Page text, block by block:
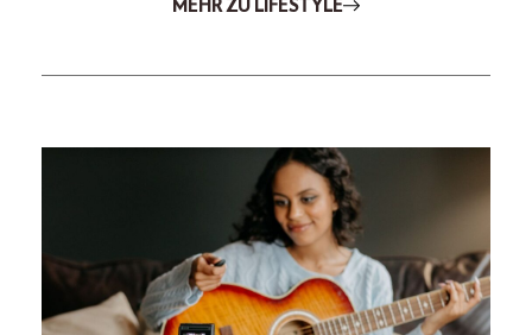
MEHR ZU LIFESTYLE